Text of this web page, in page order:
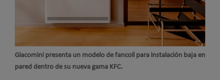
Giacomini presenta un modelo de fancoil para instalación baja en
pared dentro de su nueva gama KFC.